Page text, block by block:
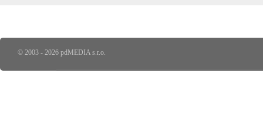
© 2003 - 2026 pdMEDIA s.r.o.